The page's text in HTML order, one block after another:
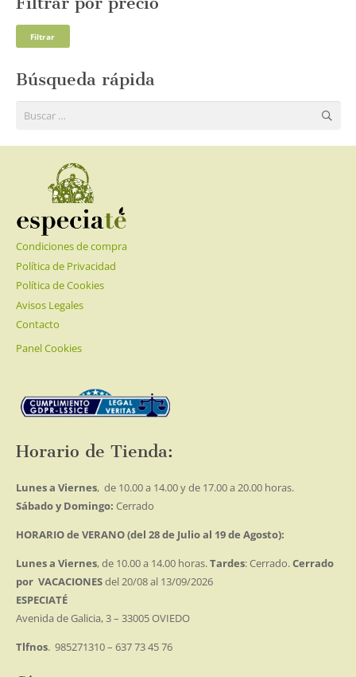
Filtrar
Búsqueda rápida
Buscar:
Condiciones de compra
Política de Privacidad
Política de Cookies
Avisos Legales
Contacto
Panel Cookies
Horario de Tienda:
Lunes a Viernes, de 10.00 a 14.00 y de 17.00 a 20.00 horas.
Sábado y Domingo: Cerrado
HORARIO de VERANO (del 28 de Julio al 19 de Agosto):
Lunes a Viernes, de 10.00 a 14.00 horas.Tardes: Cerrado.Cerrado
por VACACIONESdel 20/08 al 13/09/2026
ESPECIATÉ
Avenida de Galicia, 3 – 33005 OVIEDO
Tlfnos. 985271310 – 637 73 45 76